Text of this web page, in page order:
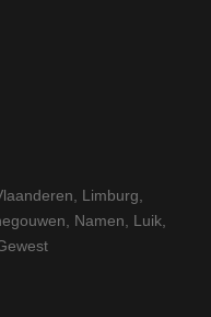
Limburg
Namen Luik